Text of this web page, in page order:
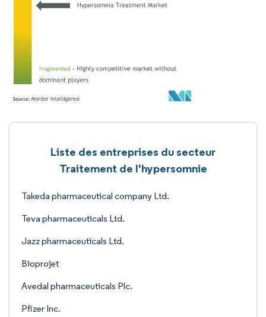
Liste des entreprises du secteur
Traitement de l'hypersomnie
Takeda pharmaceutical company Ltd.
Teva pharmaceuticals Ltd.
Jazz pharmaceuticals Ltd.
Bioprojet
Avedal pharmaceuticals Plc.
Pfizer Inc.